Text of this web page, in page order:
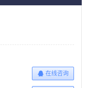
在线咨询